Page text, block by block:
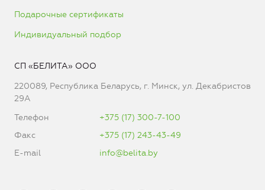
Подарочные сертификаты
Индивидуальный подбор
СП «БЕЛИТА» ООО
220089, Республика Беларусь, г. Минск, ул. Декабристов
29А
Телефон
+375 (17) 300-7-100
Факс
+375 (17) 243-43-49
E-mail
info@belita.by